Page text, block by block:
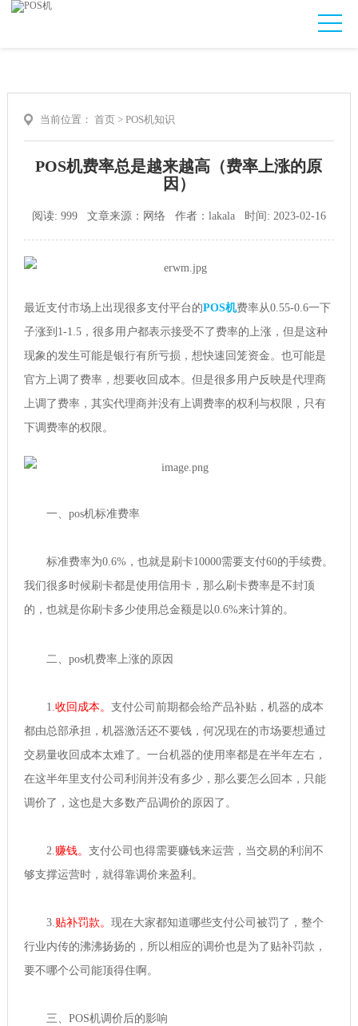
当前位置： 首页> POS机知识
POS机费率总是越来越高（费率上涨的原
因）
阅读: 999 文章来源：网络 作者：lakala 时间: 2023-02-16
最近支付市场上出现很多支付平台的POS机费率从0.55-0.6一下
子涨到1-1.5，很多用户都表示接受不了费率的上涨，但是这种
现象的发生可能是银行有所亏损，想快速回笼资金。也可能是
官方上调了费率，想要收回成本。但是很多用户反映是代理商
上调了费率，其实代理商并没有上调费率的权利与权限，只有
下调费率的权限。
一、pos机标准费率
标准费率为0.6%，也就是刷卡10000需要支付60的手续费。
我们很多时候刷卡都是使用信用卡，那么刷卡费率是不封顶
的，也就是你刷卡多少使用总金额是以0.6%来计算的。
二、pos机费率上涨的原因
1.收回成本。 支付公司前期都会给产品补贴，机器的成本
都由总部承担，机器激活还不要钱，何况现在的市场要想通过
交易量收回成本太难了。一台机器的使用率都是在半年左右，
在这半年里支付公司利润并没有多少，那么要怎么回本，只能
调价了，这也是大多数产品调价的原因了。
2.赚钱。 支付公司也得需要赚钱来运营，当交易的利润不
够支撑运营时，就得靠调价来盈利。
3.贴补罚款。 现在大家都知道哪些支付公司被罚了，整个
行业内传的沸沸扬扬的，所以相应的调价也是为了贴补罚款，
要不哪个公司能顶得住啊。
三、POS机调价后的影响